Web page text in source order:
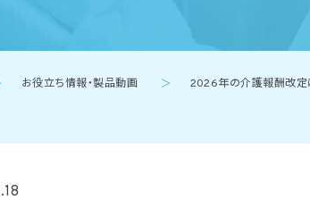
お役立ち情報・製品動画 ＞ 2026年の介護報酬改定